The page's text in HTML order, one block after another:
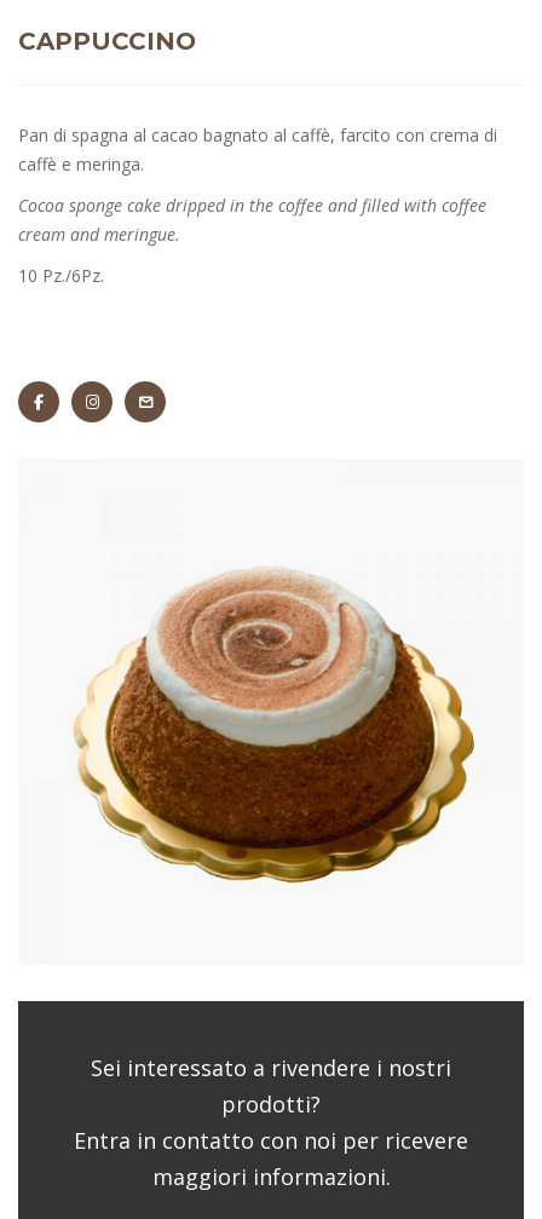
CAPPUCCINO
Pan di spagna al cacao bagnato al caffè, farcito con crema di
caffè e meringa.
Cocoa sponge cake dripped in the coffee and filled with coffee
cream and meringue.
10 Pz./6Pz.
Sei interessato a rivendere i nostri
prodotti?
Entra in contatto con noi per ricevere
maggiori informazioni.